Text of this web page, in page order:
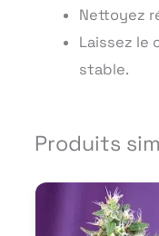
Nettoyez
Laissez le
stable.
Produits